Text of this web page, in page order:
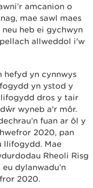
amcanion o
mae sawl maes
heb ei gychwyn
allweddol i'w
hefyd yn cynnwys
yn ystod y
dros y tair
wyneb a'r môr.
fuan ar ôl y
2020, pan
llifogydd. Mae
Rheoli Risg
dylanwadu’n
2020.